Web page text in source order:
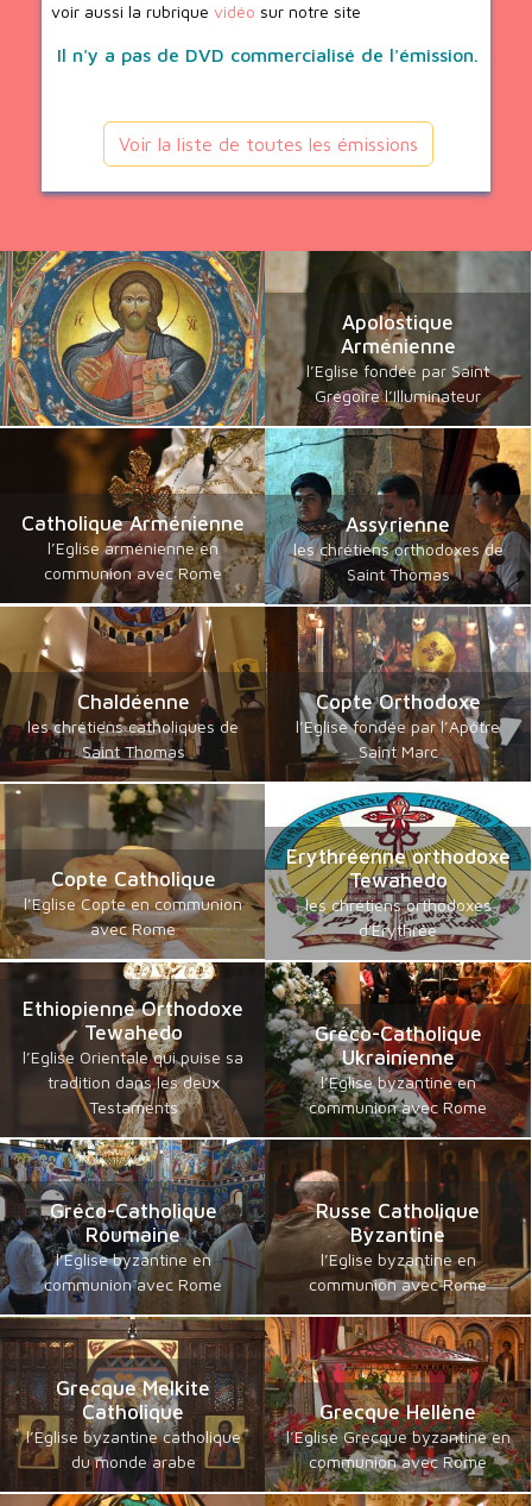
voir aussi la rubrique vidéo sur notre site
Il n'y a pas de DVD commercialisé de l'émission.
Voir la liste de toutes les émissions
Apolostique
Arménienne
l’Eglise fondée par Saint
Grégoire l’Illuminateur
Catholique Arménienne
l’Eglise arménienne en
communion avec Rome
Assyrienne
les chrétiens orthodoxes de
Saint Thomas
Chaldéenne
les chrétiens catholiques de
Saint Thomas
Copte Orthodoxe
l’Eglise fondée par l’Apôtre
Saint Marc
Copte Catholique
l’Eglise Copte en communion
avec Rome
Erythréenne orthodoxe
Tewahedo
les chrétiens orthodoxes
d'Erythrée
Ethiopienne Orthodoxe
Tewahedo
l’Eglise Orientale qui puise sa
tradition dans les deux
Testaments
Gréco-Catholique
Ukrainienne
l’Eglise byzantine en
communion avec Rome
Gréco-Catholique
Roumaine
l’Eglise byzantine en
communion avec Rome
Russe Catholique
Byzantine
l’Eglise byzantine en
communion avec Rome
Grecque Melkite
Catholique
l’Eglise byzantine catholique
du monde arabe
Grecque Hellène
l’Eglise Grecque byzantine en
communion avec Rome